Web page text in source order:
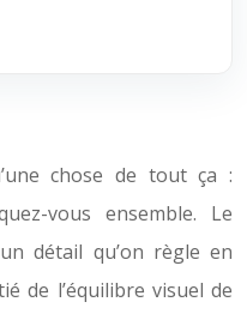
chose de tout ça :
vous ensemble. Le
détail qu’on règle en
de l’équilibre visuel de